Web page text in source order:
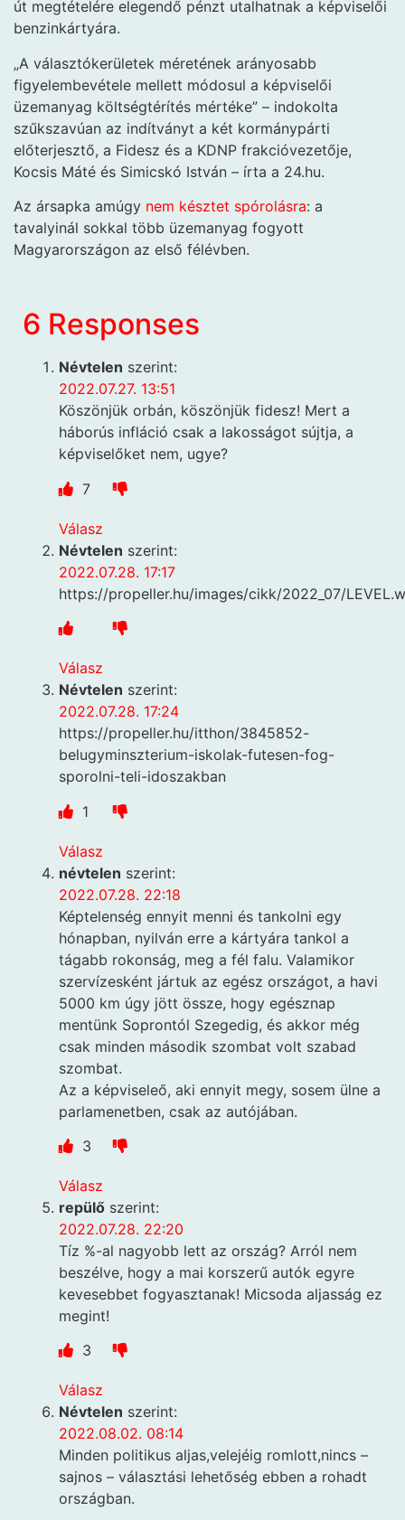
út megtételére elegendő pénzt utalhatnak a képviselői
benzinkártyára.
„A választókerületek méretének arányosabb
figyelembevétele mellett módosul a képviselői
üzemanyag költségtérítés mértéke” – indokolta
szűkszavúan az indítványt a két kormánypárti
előterjesztő, a Fidesz és a KDNP frakcióvezetője,
Kocsis Máté és Simicskó István – írta a 24.hu.
Az ársapka amúgy nem késztet spórolásra: a
tavalyinál sokkal több üzemanyag fogyott
Magyarországon az első félévben.
6 Responses
Névtelen szerint:
2022.07.27. 13:51
Köszönjük orbán, köszönjük fidesz! Mert a
háborús infláció csak a lakosságot sújtja, a
képviselőket nem, ugye?
7
Válasz
Névtelen szerint:
2022.07.28. 17:17
https://propeller.hu/images/cikk/2022_07/
Válasz
Névtelen szerint:
2022.07.28. 17:24
https://propeller.hu/itthon/3845852-
belugyminszterium-iskolak-futesen-fog-
sporolni-teli-idoszakban
1
Válasz
névtelen szerint:
2022.07.28. 22:18
Képtelenség ennyit menni és tankolni egy
hónapban, nyilván erre a kártyára tankol a
tágabb rokonság, meg a fél falu. Valamikor
szervízesként jártuk az egész országot, a havi
5000 km úgy jött össze, hogy egésznap
mentünk Soprontól Szegedig, és akkor még
csak minden második szombat volt szabad
szombat.
Az a képviseleő, aki ennyit megy, sosem ülne a
parlamenetben, csak az autójában.
3
Válasz
repülő szerint:
2022.07.28. 22:20
Tíz %-al nagyobb lett az ország? Arról nem
beszélve, hogy a mai korszerű autók egyre
kevesebbet fogyasztanak! Micsoda aljasság ez
megint!
3
Válasz
Névtelen szerint:
2022.08.02. 08:14
Minden politikus aljas,velejéig romlott,nincs –
sajnos – választási lehetőség ebben a rohadt
országban.